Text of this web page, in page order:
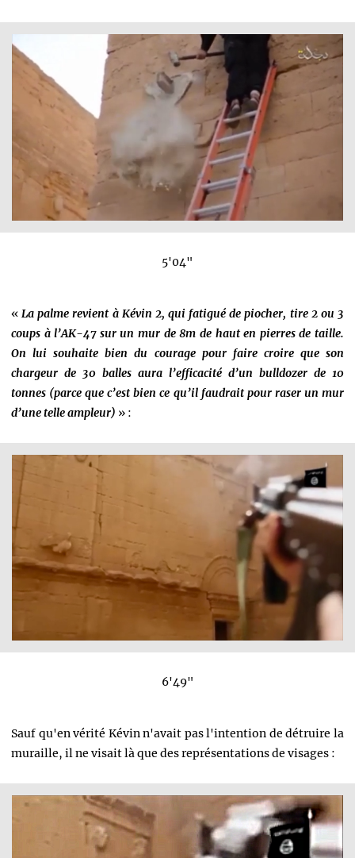
5'04"
« La palme revient à Kévin 2, qui fatigué de piocher, tire 2 ou 3
coups à l’AK-47 sur un mur de 8m de haut en pierres de taille.
On lui souhaite bien du courage pour faire croire que son
chargeur de 30 balles aura l’efficacité d’un bulldozer de 10
tonnes (parce que c’est bien ce qu’il faudrait pour raser un mur
d’une telle ampleur) » :
6'49"
Sauf qu'en vérité Kévin n'avait pas l'intention de détruire la
muraille, il ne visait là que des représentations de visages :